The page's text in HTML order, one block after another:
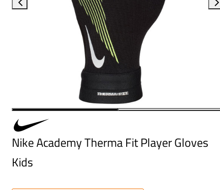
Nike Academy Therma Fit Player Gloves
Kids